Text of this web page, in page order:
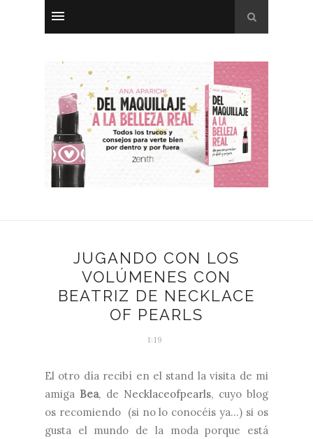
JUGANDO CON LOS
VOLÚMENES CON
BEATRIZ DE NECKLACE
OF PEARLS
1:19
El otro día recibí en el stand la visita de mi
amiga Bea, de Necklaceofpearls, cuyo blog
os recomiendo (si no lo conocéis ya...) si os
gusta el mundo de la moda porque está